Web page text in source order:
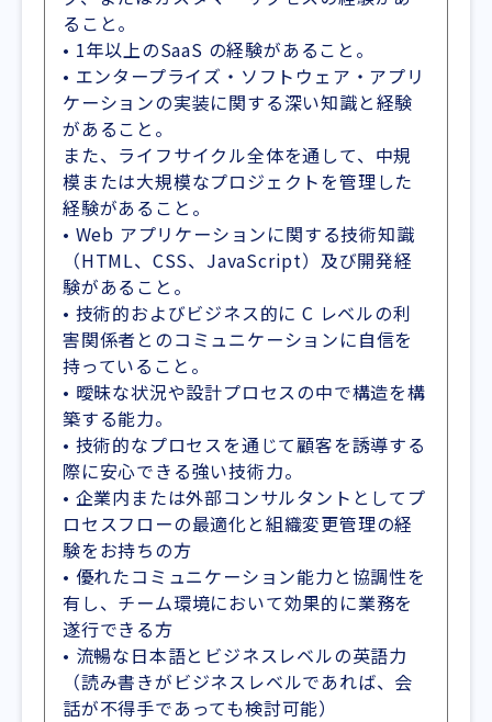
ること。
• 1年以上のSaaS の経験があること。
• エンタープライズ・ソフトウェア・アプリ
ケーションの実装に関する深い知識と経験
があること。
また、ライフサイクル全体を通して、中規
模または大規模なプロジェクトを管理した
経験があること。
• Web アプリケーションに関する技術知識
（HTML、CSS、JavaScript）及び開発経
験があること。
• 技術的およびビジネス的に C レベルの利
害関係者とのコミュニケーションに自信を
持っていること。
• 曖昧な状況や設計プロセスの中で構造を構
築する能力。
• 技術的なプロセスを通じて顧客を誘導する
際に安心できる強い技術力。
• 企業内または外部コンサルタントとしてプ
ロセスフローの最適化と組織変更管理の経
験をお持ちの方
• 優れたコミュニケーション能力と協調性を
有し、チーム環境において効果的に業務を
遂行できる方
• 流暢な日本語とビジネスレベルの英語力
（読み書きがビジネスレベルであれば、会
話が不得手であっても検討可能）